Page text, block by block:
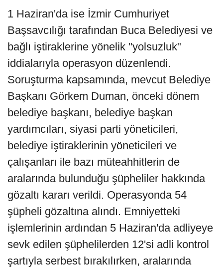
1 Haziran'da ise İzmir Cumhuriyet
Başsavcılığı tarafından Buca Belediyesi ve
bağlı iştiraklerine yönelik "yolsuzluk"
iddialarıyla operasyon düzenlendi.
Soruşturma kapsamında, mevcut Belediye
Başkanı Görkem Duman, önceki dönem
belediye başkanı, belediye başkan
yardımcıları, siyasi parti yöneticileri,
belediye iştiraklerinin yöneticileri ve
çalışanları ile bazı müteahhitlerin de
aralarında bulunduğu şüpheliler hakkında
gözaltı kararı verildi. Operasyonda 54
şüpheli gözaltına alındı. Emniyetteki
işlemlerinin ardından 5 Haziran'da adliyeye
sevk edilen şüphelilerden 12'si adli kontrol
şartıyla serbest bırakılırken, aralarında